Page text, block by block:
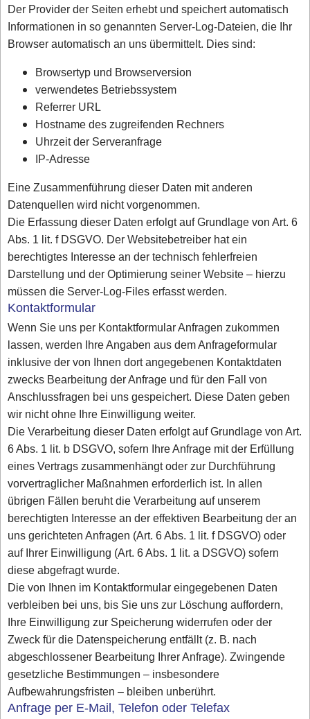
Der Provider der Seiten erhebt und speichert automatisch
Informationen in so genannten Server-Log-Dateien, die Ihr
Browser automatisch an uns übermittelt. Dies sind:
Browsertyp und Browserversion
verwendetes Betriebssystem
Referrer URL
Hostname des zugreifenden Rechners
Uhrzeit der Serveranfrage
IP-Adresse
Eine Zusammenführung dieser Daten mit anderen
Datenquellen wird nicht vorgenommen.
Die Erfassung dieser Daten erfolgt auf Grundlage von Art. 6
Abs. 1 lit. f DSGVO. Der Websitebetreiber hat ein
berechtigtes Interesse an der technisch fehlerfreien
Darstellung und der Optimierung seiner Website – hierzu
müssen die Server-Log-Files erfasst werden.
Kontaktformular
Wenn Sie uns per Kontaktformular Anfragen zukommen
lassen, werden Ihre Angaben aus dem Anfrageformular
inklusive der von Ihnen dort angegebenen Kontaktdaten
zwecks Bearbeitung der Anfrage und für den Fall von
Anschlussfragen bei uns gespeichert. Diese Daten geben
wir nicht ohne Ihre Einwilligung weiter.
Die Verarbeitung dieser Daten erfolgt auf Grundlage von Art.
6 Abs. 1 lit. b DSGVO, sofern Ihre Anfrage mit der Erfüllung
eines Vertrags zusammenhängt oder zur Durchführung
vorvertraglicher Maßnahmen erforderlich ist. In allen
übrigen Fällen beruht die Verarbeitung auf unserem
berechtigten Interesse an der effektiven Bearbeitung der an
uns gerichteten Anfragen (Art. 6 Abs. 1 lit. f DSGVO) oder
auf Ihrer Einwilligung (Art. 6 Abs. 1 lit. a DSGVO) sofern
diese abgefragt wurde.
Die von Ihnen im Kontaktformular eingegebenen Daten
verbleiben bei uns, bis Sie uns zur Löschung auffordern,
Ihre Einwilligung zur Speicherung widerrufen oder der
Zweck für die Datenspeicherung entfällt (z. B. nach
abgeschlossener Bearbeitung Ihrer Anfrage). Zwingende
gesetzliche Bestimmungen – insbesondere
Aufbewahrungsfristen – bleiben unberührt.
Anfrage per E-Mail, Telefon oder Telefax